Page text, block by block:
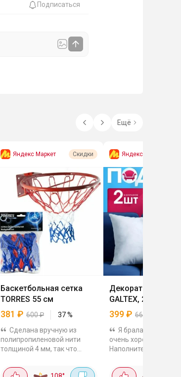
Подписаться
Ещё
Яндекс Маркет Скидки
Баскетбольная сетка
TORRES 55 см
381 ₽ 600₽ 37%
Сделана вручную из
полипропиленовой нити
толщиной 4 мм, так что
можно повесить на улице.
Яндекс Маркет
Декоративные
GALTEX, 2 шт
399₽ 663
Я брала их для
очень хороши за эти
Наполнитель из
пуха. Лёгкий, не